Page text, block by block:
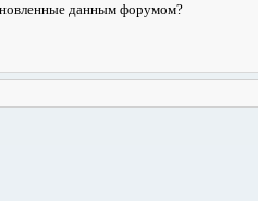
данным форумом?